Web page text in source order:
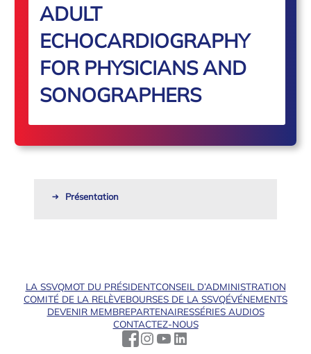
ADULT
ECHOCARDIOGRAPHY
FOR PHYSICIANS AND
SONOGRAPHERS
Présentation
LA SSVQMOT DU PRÉSIDENTCONSEIL D’ADMINISTRATION
COMITÉ DE LA RELÈVEBOURSES DE LA SSVQÉVÉNEMENTS
DEVENIR MEMBREPARTENAIRESSÉRIES AUDIOS
CONTACTEZ-NOUS